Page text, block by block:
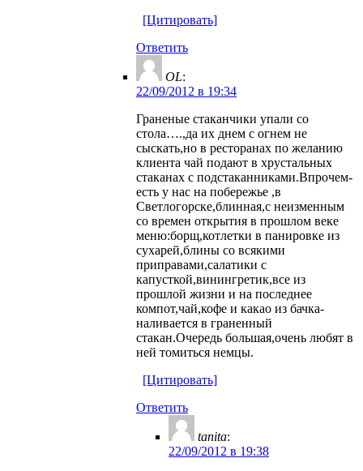
[Цитировать]
Ответить
OL:
22/09/2012 в 19:34
Граненые стаканчики упали со
стола….,да их днем с огнем не
сыскать,но в ресторанах по желанию
клиента чай подают в хрустальных
стаканах с подстаканниками.Впрочем-
есть у нас на побережье ,в
Светлогорске,блинная,с неизменным
со времен открытия в прошлом веке
меню:борщ,котлетки в панировке из
сухарей,блины со всякими
приправами,салатики с
капусткой,винингретик,все из
прошлой жизни и на последнее
компот,чай,кофе и какао из бачка-
наливается в граненный
стакан.Очередь большая,очень любят в
ней томиться немцы.
[Цитировать]
Ответить
tanita:
22/09/2012 в 19:38